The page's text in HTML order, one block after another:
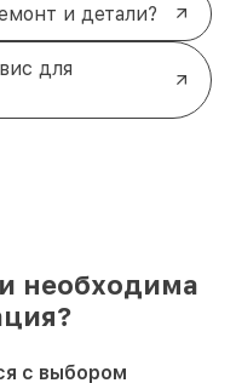
и детали?
для
необходима
с выбором